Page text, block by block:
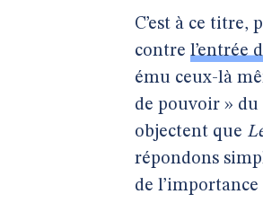
C’est à ce titre,
contre l’entrée
ému ceux-là
de pouvoir »
objectent que
répondons
de